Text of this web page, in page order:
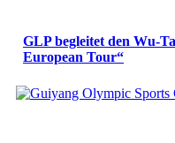
GLP begleitet den Wu-
European Tour“